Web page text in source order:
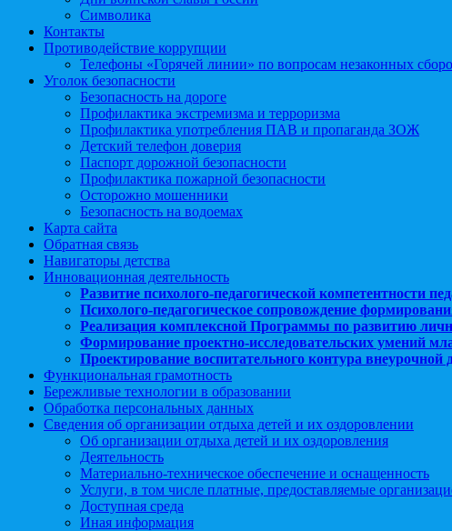
Символика
Контакты
Противодействие коррупции
Телефоны «Горячей линии» по вопросам незаконных
Уголок безопасности
Безопасность на дороге
Профилактика экстремизма и терроризма
Профилактика употребления ПАВ и пропаганда ЗОЖ
Детский телефон доверия
Паспорт дорожной безопасности
Профилактика пожарной безопасности
Осторожно мошенники
Безопасность на водоемах
Карта сайта
Обратная связь
Навигаторы детства
Инновационная деятельность
Развитие психолого-педагогической компетентности
Психолого-педагогическое сопровождение
Реализация комплексной Программы по развитию
Формирование проектно-исследовательских умений
Проектирование воспитательного контура
Функциональная грамотность
Бережливые технологии в образовании
Обработка персональных данных
Сведения об организации отдыха детей и их оздоровлении
Об организации отдыха детей и их оздоровления
Деятельность
Материально-техническое обеспечение и оснащенность
Услуги, в том числе платные, предоставляемые
Доступная среда
Иная информация